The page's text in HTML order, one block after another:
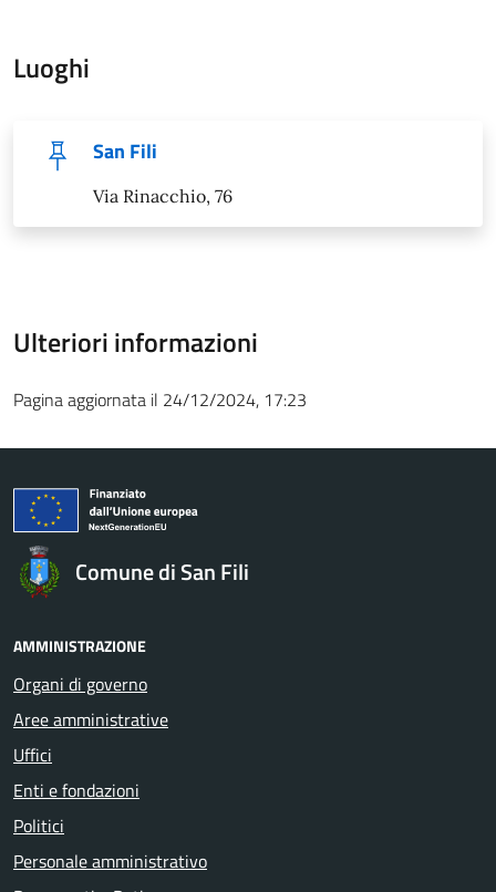
Luoghi
San Fili
Via Rinacchio, 76
Ulteriori informazioni
Pagina aggiornata il 24/12/2024, 17:23
Comune di San Fili
AMMINISTRAZIONE
Organi di governo
Aree amministrative
Uffici
Enti e fondazioni
Politici
Personale amministrativo